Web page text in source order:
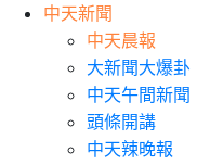
中天新聞
中天晨報
大新聞大爆卦
中天午間新聞
頭條開講
中天辣晚報